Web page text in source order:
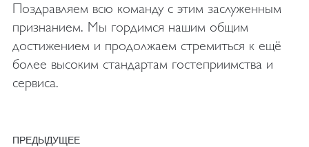
Поздравляем всю команду с этим заслуженным
признанием. Мы гордимся нашим общим
достижением и продолжаем стремиться к ещё
более высоким стандартам гостеприимства и
сервиса.
ПРЕДЫДУЩЕЕ